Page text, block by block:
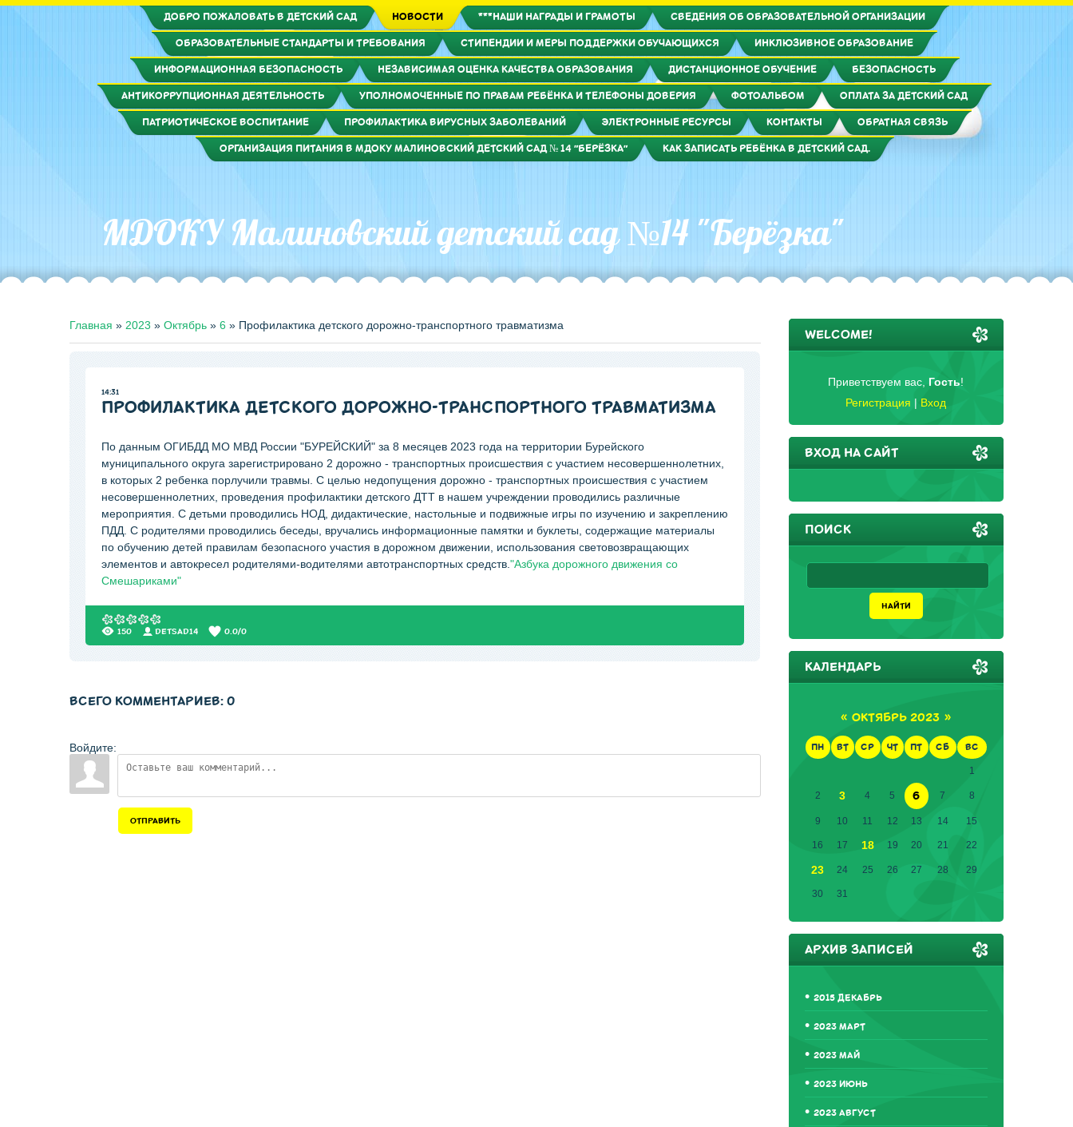
ДОБРО ПОЖАЛОВАТЬ В ДЕТСКИЙ САД НОВОСТИ ***НАШИ НАГРАДЫ И ГРАМОТЫ СВЕДЕНИЯ ОБ ОБРАЗОВАТЕЛЬНОЙ ОРГАНИЗАЦИИ
ОБРАЗОВАТЕЛЬНЫЕ СТАНДАРТЫ И ТРЕБОВАНИЯ СТИПЕНДИИ И МЕРЫ ПОДДЕРЖКИ ОБУЧАЮЩИХСЯ ИНКЛЮЗИВНОЕ ОБРАЗОВАНИЕ
ИНФОРМАЦИОННАЯ БЕЗОПАСНОСТЬ НЕЗАВИСИМАЯ ОЦЕНКА КАЧЕСТВА ОБРАЗОВАНИЯ ДИСТАНЦИОННОЕ ОБУЧЕНИЕ БЕЗОПАСНОСТЬ
АНТИКОРРУПЦИОННАЯ ДЕЯТЕЛЬНОСТЬ УПОЛНОМОЧЕННЫЕ ПО ПРАВАМ РЕБЁНКА И ТЕЛЕФОНЫ ДОВЕРИЯ ФОТОАЛЬБОМ ОПЛАТА ЗА ДЕТСКИЙ САД
ПАТРИОТИЧЕСКОЕ ВОСПИТАНИЕ ПРОФИЛАКТИКА ВИРУСНЫХ ЗАБОЛЕВАНИЙ ЭЛЕКТРОННЫЕ РЕСУРСЫ КОНТАКТЫ ОБРАТНАЯ СВЯЗЬ
ОРГАНИЗАЦИЯ ПИТАНИЯ В МДОКУ МАЛИНОВСКИЙ ДЕТСКИЙ САД № 14 "БЕРЁЗКА" КАК ЗАПИСАТЬ РЕБЁНКА В ДЕТСКИЙ САД.
МДОКУ Малиновский детский сад №14 "Берёзка"
Главная » 2023 » Октябрь » 6 » Профилактика детского дорожно-транспортного травматизма
14:31
ПРОФИЛАКТИКА ДЕТСКОГО ДОРОЖНО-ТРАНСПОРТНОГО ТРАВМАТИЗМА
По данным ОГИБДД МО МВД России "БУРЕЙСКИЙ" за 8 месяцев 2023 года на территории Бурейского
муниципального округа зарегистрировано 2 дорожно - транспортных происшествия с участием несовершеннолетних,
в которых 2 ребенка порлучили травмы. С целью недопущения дорожно - транспортных происшествия с участием
несовершеннолетних, проведения профилактики детского ДТТ в нашем учреждении проводились различные
мероприятия. С детьми проводились НОД, дидактические, настольные и подвижные игры по изучению и закреплению
ПДД. С родителями проводились беседы, вручались информационные памятки и буклеты, содержащие материалы
по обучению детей правилам безопасного участия в дорожном движении, использования световозвращающих
элементов и автокресел родителями-водителями автотранспортных средств. "Азбука дорожного движения со
Смешариками"
150 DETSAD14 0.0/0
ВСЕГО КОММЕНТАРИЕВ: 0
Войдите:
ОТПРАВИТЬ
WELCOME!
Приветствуем вас Гость!
Регистрация | Вход
ВХОД НА САЙТ
ПОИСК
КАЛЕНДАРЬ
« ОКТЯБРЬ 2023 »
ПН ВТ СР ЧТ ПТ СБ ВС
1
2 3 4 5 6 7 8
9 10 11 12 13 14 15
16 17 18 19 20 21 22
23 24 25 26 27 28 29
30 31
АРХИВ ЗАПИСЕЙ
2015 ДЕКАБРЬ
2023 МАРТ
2023 МАЙ
2023 ИЮНЬ
2023 АВГУСТ